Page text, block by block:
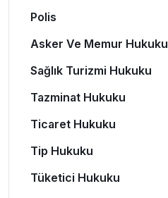
Polis
Asker Ve Memur Hukuku
Sağlık Turizmi Hukuku
Tazminat Hukuku
Ticaret Hukuku
Tip Hukuku
Tüketici Hukuku